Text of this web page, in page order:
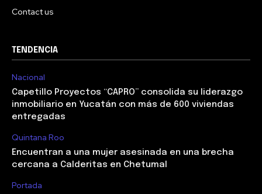
Contact us
TENDENCIA
Nacional
Capetillo Proyectos “CAPRO” consolida su liderazgo
inmobiliario en Yucatán con más de 600 viviendas
entregadas
Quintana Roo
Encuentran a una mujer asesinada en una brecha
cercana a Calderitas en Chetumal
Portada